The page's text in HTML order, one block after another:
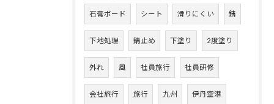
石膏ボード シート 滑りにくい 錆
下地処理 錆止め 下塗り 2度塗り
外れ 風 社員旅行 社員研修
会社旅行 旅行 九州 伊丹空港